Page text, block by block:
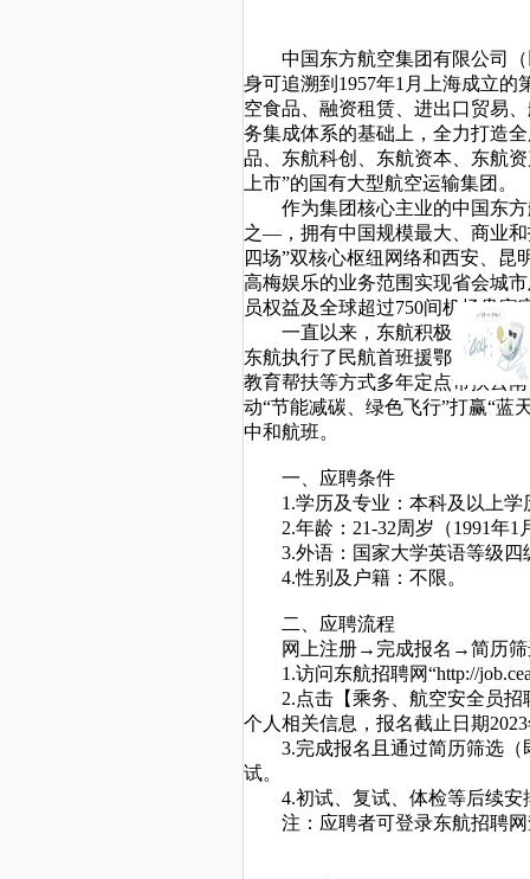
中国东方航空集团有限公司
身可追溯到1957年1月上海成立
空食品、融资租赁、进出口贸易
务集成体系的基础上，全力打造
品、东航科创、东航资本、东航
上市”的国有大型航空运输集团。
作为集团核心主业的中国东
之—，拥有中国规模最大、商业
四场”双核心枢纽网络和西安、昆
高梅娱乐的业务范围实现省会城
员权益及全球超过750间机场贵
一直以来，东航积极履行社
东航执行了民航首班援鄂、首班
教育帮扶等方式多年定点帮扶云
动“节能减碳、绿色飞行”打赢“蓝
中和航班。
一、应聘条件
1.学历及专业：本科及以上
2.年龄：21-32周岁（1991年
3.外语：国家大学英语等级四
4.性别及户籍：不限。
二、应聘流程
网上注册→完成报名→简历
1.访问东航招聘网“http://
2.点击【乘务、航空安全员
个人相关信息，报名截止日期
3.完成报名且通过简历筛选
试。
4.初试、 复试、体检等后续安
注：应聘者可登录东航招聘